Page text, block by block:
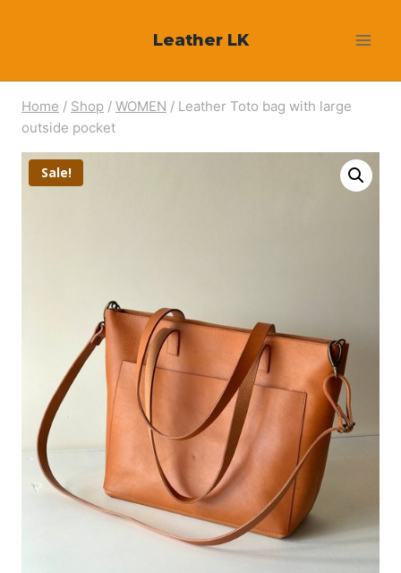
Leather LK
Home / Shop / WOMEN / Leather Toto bag with large
outside pocket
Sale!